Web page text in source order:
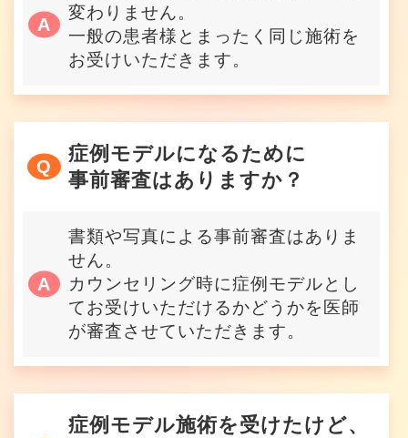
変わりません。
一般の患者様とまったく同じ施術を
お受けいただきます。
症例モデルになるために
事前審査はありますか？
書類や写真による事前審査はありま
せん。
カウンセリング時に症例モデルとし
てお受けいただけるかどうかを医師
が審査させていただきます。
症例モデル施術を受けたけど、